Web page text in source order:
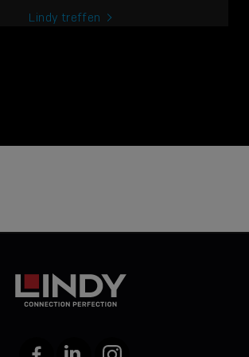
Lindy treffen
FacebookLinkedIn Instagram